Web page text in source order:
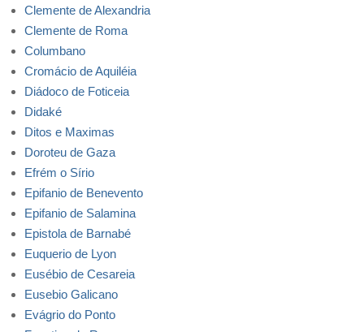
Clemente de Alexandria
Clemente de Roma
Columbano
Cromácio de Aquiléia
Diádoco de Foticeia
Didaké
Ditos e Maximas
Doroteu de Gaza
Efrém o Sírio
Epifanio de Benevento
Epifanio de Salamina
Epistola de Barnabé
Euquerio de Lyon
Eusébio de Cesareia
Eusebio Galicano
Evágrio do Ponto